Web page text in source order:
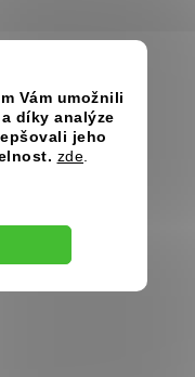
Vám umožnili
díky analýze
jeho
zde.